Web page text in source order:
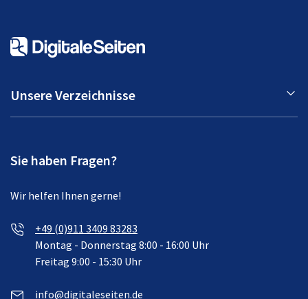
Unsere Verzeichnisse
Sie haben Fragen?
Wir helfen Ihnen gerne!
+49 (0)911 3409 83283
Montag - Donnerstag 8:00 - 16:00 Uhr
Freitag 9:00 - 15:30 Uhr
info@digitaleseiten.de